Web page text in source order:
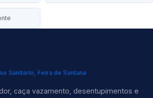
Sanitário, Feira de Santana
caça vazamento, desentupimentos e